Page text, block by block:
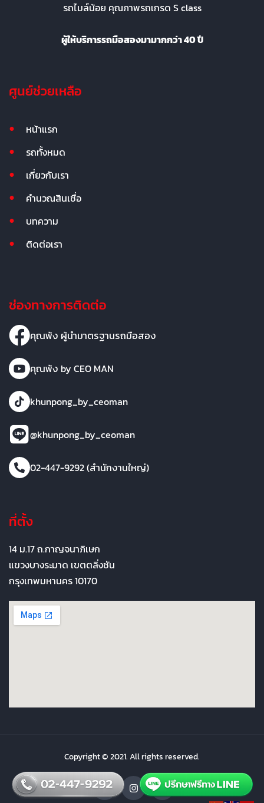
รถไมล์น้อย คุณภาพรถเกรด S class
ผู้ให้บริการรถมือสองมามากกว่า 40 ปี
ศูนย์ช่วยเหลือ
หน้าแรก
รถทั้งหมด
เกี่ยวกับเรา
คำนวณสินเชื่อ
บทความ
ติดต่อเรา
ช่องทางการติดต่อ
คุณพ้ง ผู้นำมาตรฐานรถมือสอง
คุณพ้ง by CEO MAN
khunpong_by_ceoman
@khunpong_by_ceoman
02-447-9292 (สำนักงานใหญ่)
ที่ตั้ง
14 ม.17 ถ.กาญจนาภิเษก
แขวงบางระมาด เขตตลิ่งชัน
กรุงเทพมหานคร 10170
Copyright © 2021. All rights reserved.